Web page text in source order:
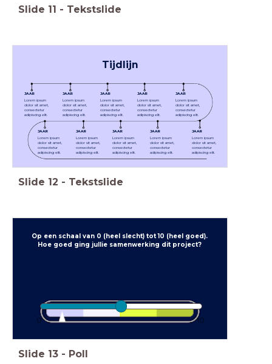
Slide 11 - Tekstslide
Tijdlijn
JAAR JAAR JAAR JAAR JAAR
JAAR JAAR JAAR JAAR JAAR
Lorem ipsum
dolor sit amet,
consectetur
adipiscing elit.
Lorem ipsum
dolor sit amet,
consectetur
adipiscing elit.
Lorem ipsum
dolor sit amet,
consectetur
adipiscing elit.
Lorem ipsum
dolor sit amet,
consectetur
adipiscing elit.
Lorem ipsum
dolor sit amet,
consectetur
adipiscing elit.
Lorem ipsum
dolor sit amet,
consectetur
adipiscing elit.
Lorem ipsum
dolor sit amet,
consectetur
adipiscing elit.
Lorem ipsum
dolor sit amet,
consectetur
adipiscing elit.
Lorem ipsum
dolor sit amet,
consectetur
adipiscing elit.
Lorem ipsum
dolor sit amet,
consectetur
adipiscing elit.
Slide 12 - Tekstslide
Op een schaal van 0 (heel slecht) tot 10 (heel goed).
Hoe goed ging jullie samenwerking dit project?
0 10
Slide 13 - Poll